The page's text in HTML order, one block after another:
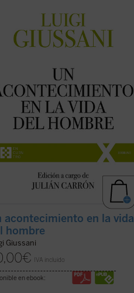
el cuarto volumen de la serie dedicada
las lecciones y diálogos de don Luigi
durante los Ejercicios
de la Fraternidad de
(ver ficha)
acontecimiento en la vida
hombre
Giussani
€ IVA incluido
en ebook: